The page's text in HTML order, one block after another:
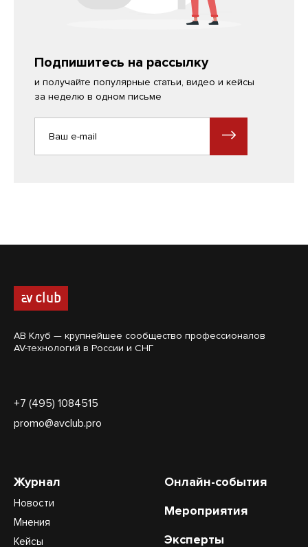
Подпишитесь на рассылку
и получайте популярные статьи, видео и кейсы
за неделю в одном письме
АВ Клуб — крупнейшее сообщество профессионалов
AV-технологий в России и СНГ
+7 (495) 1084515
promo@avclub.pro
Журнал
Новости
Мнения
Кейсы
Онлайн-события
Мероприятия
Эксперты